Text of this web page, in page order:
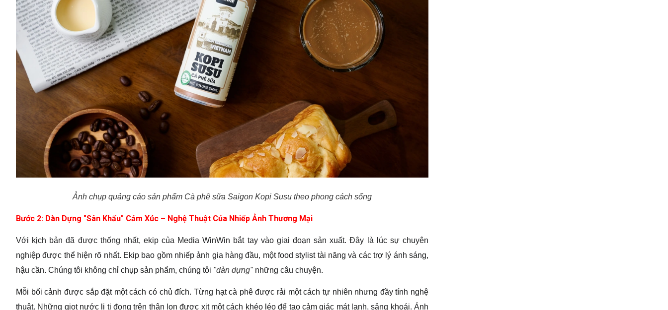
Ảnh chụp quảng cáo sản phẩm Cà phê sữa Saigon Kopi Susu theo phong cách sống
Bước 2: Dàn Dựng "Sân Khấu" Cảm Xúc – Nghệ Thuật Của Nhiếp Ảnh Thương Mại
Với kịch bản đã được thống nhất, ekip của Media WinWin bắt tay vào giai đoạn sản xuất. Đây là lúc sự chuyên
nghiệp được thể hiện rõ nhất. Ekip bao gồm nhiếp ảnh gia hàng đầu, một food stylist tài năng và các trợ lý ánh sáng,
hậu cần. Chúng tôi không chỉ chụp sản phẩm, chúng tôi "dàn dựng"những câu chuyện.
Mỗi bối cảnh được sắp đặt một cách có chủ đích. Từng hạt cà phê được rải một cách tự nhiên nhưng đầy tính nghệ
thuật. Những giọt nước li ti đọng trên thân lon được xịt một cách khéo léo để tạo cảm giác mát lạnh, sảng khoái. Ánh